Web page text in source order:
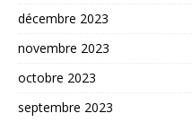
décembre 2023
novembre 2023
octobre 2023
septembre 2023